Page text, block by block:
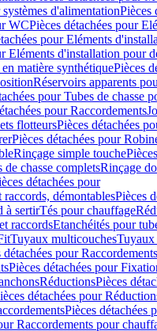
d'alimentationPièces
WCPièces détachées pour
pour Eléments
Eléments d'installation pour
matière synthétiquePièces
Réservoirs apparents
pour Tubes de chasse
pour Raccordements
flotteursPièces détachées
Pièces détachées pour
Rinçage simple touche
de chasse completsRinçage
détachées pour
raccords, démontablesPièces
à sertirTés pour chauffage
raccordsEtanchéités pour
Tuyaux multicouchesTuyaux
détachées pour
Pièces détachées pour
RéductionsPièces
détachées pour
Pièces détachées
Raccordements pour